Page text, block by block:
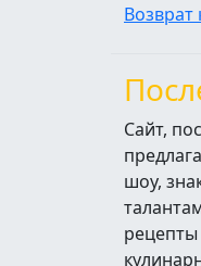
Возврат
Сайт,
шоу,